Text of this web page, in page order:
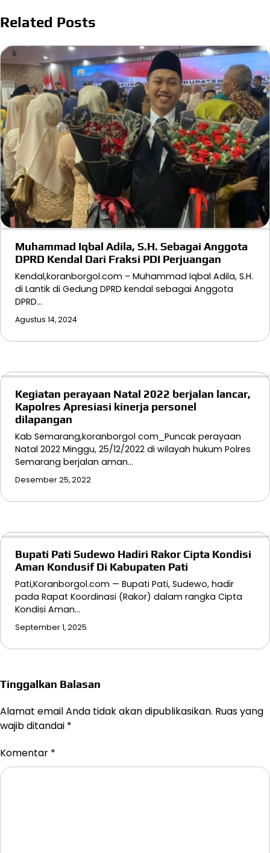
Related Posts
Muhammad Iqbal Adila, S.H. Sebagai Anggota
DPRD Kendal Dari Fraksi PDI Perjuangan
Kendal,koranborgol.com – Muhammad Iqbal Adila, S.H.
di Lantik di Gedung DPRD kendal sebagai Anggota
DPRD…
Agustus 14, 2024
Kegiatan perayaan Natal 2022 berjalan lancar,
Kapolres Apresiasi kinerja personel
dilapangan
Kab Semarang,koranborgol com_Puncak perayaan
Natal 2022 Minggu, 25/12/2022 di wilayah hukum Polres
Semarang berjalan aman…
Desember 25, 2022
Bupati Pati Sudewo Hadiri Rakor Cipta Kondisi
Aman Kondusif Di Kabupaten Pati
Pati,Koranborgol.com — Bupati Pati, Sudewo, hadir
pada Rapat Koordinasi (Rakor) dalam rangka Cipta
Kondisi Aman…
September 1, 2025
Tinggalkan Balasan
Alamat email Anda tidak akan dipublikasikan. Ruas yang
wajib ditandai *
Komentar *